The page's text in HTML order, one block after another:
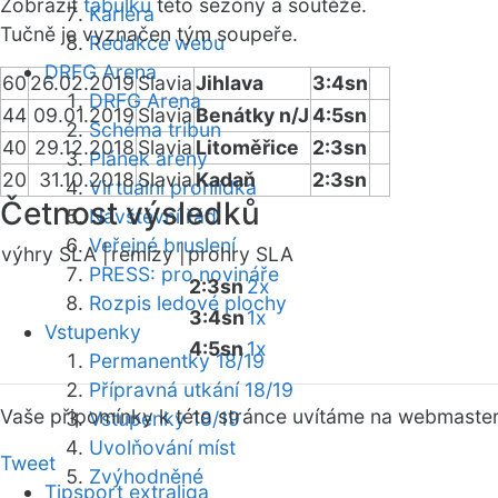
Kariéra
Redakce webu
DRFG Arena
DRFG Arena
Schéma tribun
Plánek areny
Virtuální prohlídka
Návštěvní řád
Veřejné bruslení
PRESS: pro novináře
Rozpis ledové plochy
Vstupenky
Permanentky 18/19
Přípravná utkání 18/19
Vstupenky 18/19
Uvolňování míst
Zvýhodněné
Zobrazit tabulku této sezóny a soutěže.
Tučně je vyznačen tým soupeře.
6026.02.2019 SlaviaJihlava
3:4sn
44 09.01.2019SlaviaBenátky n/J4:5sn
40 29.12.2018 Slavia Litoměřice
2:3sn
20
31.10.2018SlaviaKadaň 2:3sn
Četnost výsledků
výhry SLA |remízy |prohry SLA
2:3sn2x
3:4sn1x
4:5sn1x
Vaše připomínky k této stránce uvítáme na webmaster
Tweet
Tipsport extraliga